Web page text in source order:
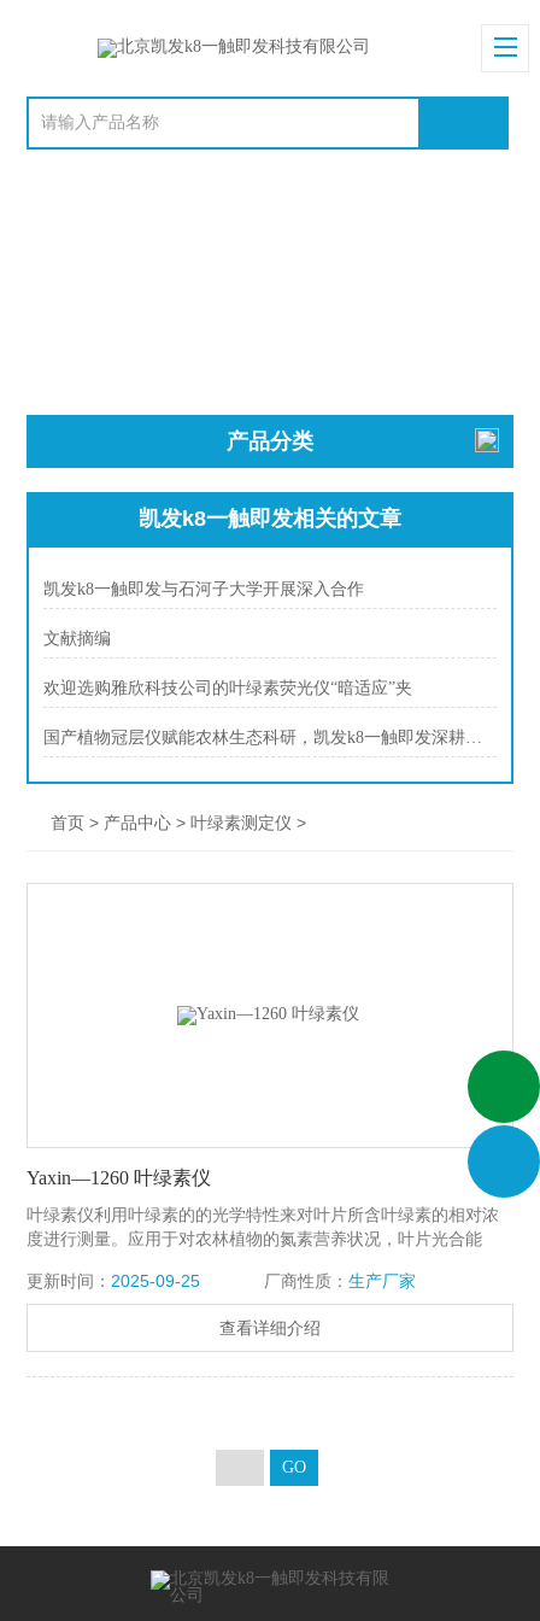
产品分类
凯发k8一触即发相关的文章
凯发k8一触即发与石河子大学开展深入合作
文献摘编
欢迎选购雅欣科技公司的叶绿素荧光仪“暗适应”夹
国产植物冠层仪赋能农林生态科研，凯发k8一触即发深耕行业二十余年
首页 > 产品中心 >叶绿素测定仪 >
Yaxin—1260 叶绿素仪
叶绿素仪利用叶绿素的的光学特性来对叶片所含叶绿素的相对浓
度进行测量。应用于对农林植物的氮素营养状况，叶片光合能
更新时间： 2025-09-25 厂商性质： 生产厂家
查看详细介绍